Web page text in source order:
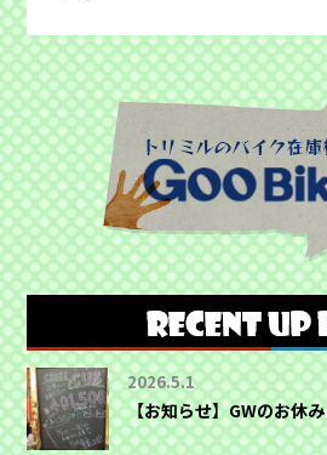
2026.5.1
【お知らせ】GWのお休